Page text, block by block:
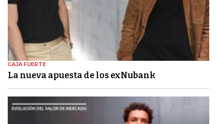
CAJA FUERTE
La nueva apuesta de los exNubank